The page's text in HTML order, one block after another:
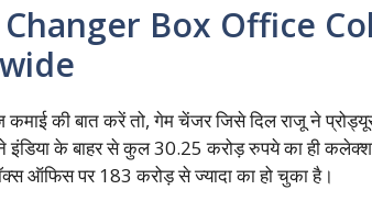
Box Office
की बात करें तो, गेम चेंजर जिसे दिल राजू ने
के बाहर से कुल 30.25 करोड़ रुपये का ही
ऑफिस पर 183 करोड़ से ज्यादा का हो चुका है।